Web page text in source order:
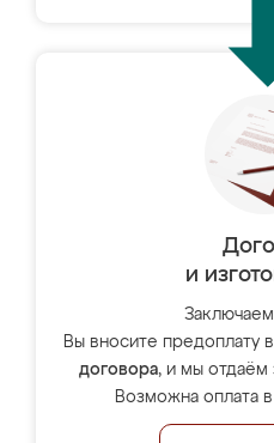
и
Вы вносите предоплату
договора, и мы отдаём
Возможна оплата